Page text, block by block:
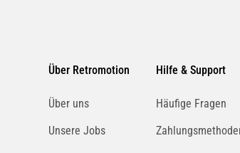
Über Retromotion
Über uns
Unsere Jobs
Hilfe & Support
Häufige Fragen